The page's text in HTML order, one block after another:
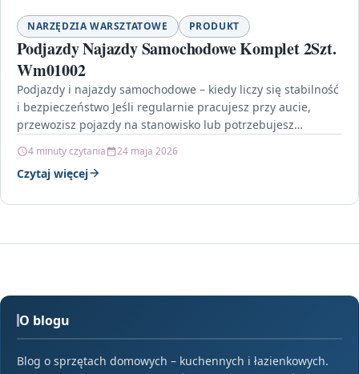
NARZĘDZIA WARSZTATOWE PRODUKT
Podjazdy Najazdy Samochodowe Komplet 2Szt.
Wm01002
Podjazdy i najazdy samochodowe – kiedy liczy się stabilność
i bezpieczeństwo Jeśli regularnie pracujesz przy aucie,
przewozisz pojazdy na stanowisko lub potrzebujesz
4 minuty czytania 24 maja 2026
Czytaj więcej
O blogu
Blog o sprzętach domowych – kuchennych i łazienkowych.